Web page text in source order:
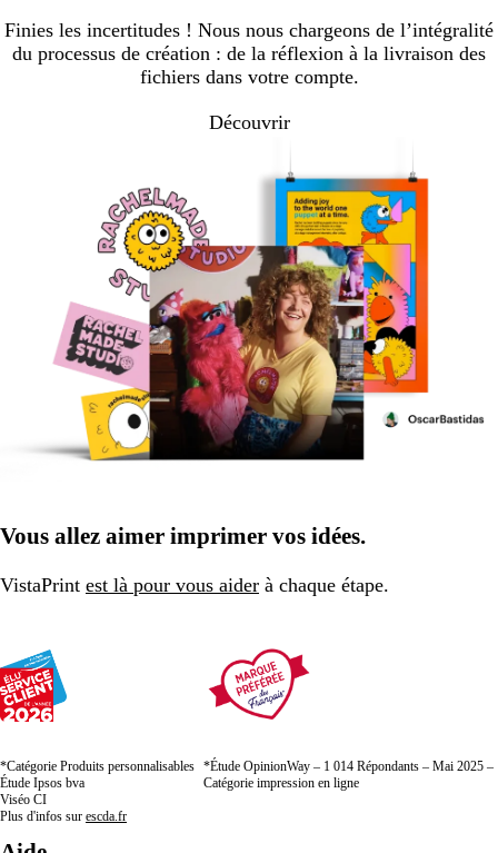
Finies les incertitudes ! Nous nous chargeons de l’intégralité
du processus de création : de la réflexion à la livraison des
fichiers dans votre compte.
Découvrir
Vous allez aimer imprimer vos idées.
VistaPrint est là pour vous aider à chaque étape.
*Catégorie Produits personnalisables
Étude Ipsos bva
Viséo CI
Plus d'infos sur escda.fr
*Étude OpinionWay – 1 014 Répondants – Mai 2025 –
Catégorie impression en ligne